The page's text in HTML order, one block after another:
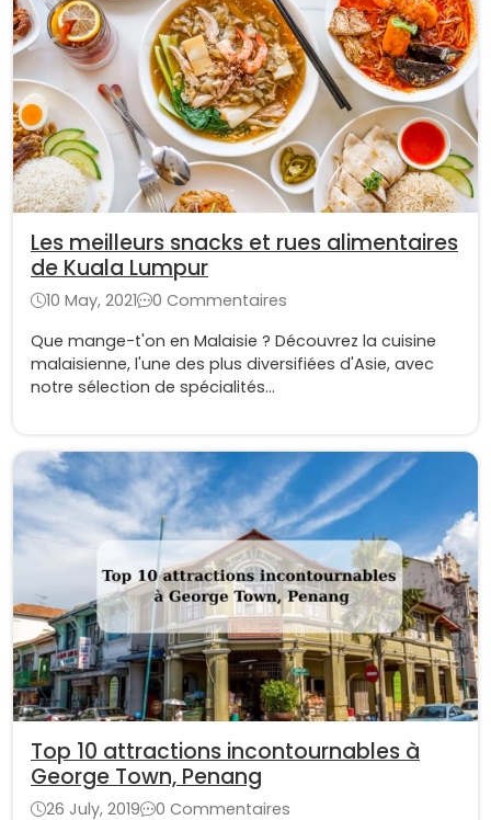
Les meilleurs snacks et rues alimentaires
de Kuala Lumpur
10 May, 2021
0 Commentaires
Que mange-t'on en Malaisie ? Découvrez la cuisine
malaisienne, l'une des plus diversifiées d'Asie, avec
notre sélection de spécialités...
Top 10 attractions incontournables à
George Town, Penang
26 July, 2019
0 Commentaires